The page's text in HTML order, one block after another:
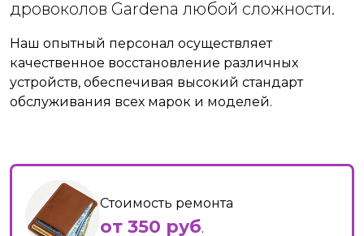
дровоколов Gardena любой сложности.
Наш опытный персонал осуществляет
качественное восстановление различных
устройств, обеспечивая высокий стандарт
обслуживания всех марок и моделей.
Стоимость ремонта
от 350 руб.